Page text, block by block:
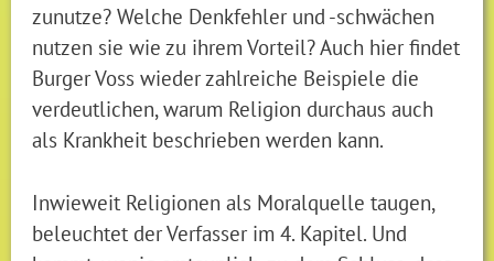
zunutze? Welche Denkfehler und -schwächen
nutzen sie wie zu ihrem Vorteil? Auch hier findet
Burger Voss wieder zahlreiche Beispiele die
verdeutlichen, warum Religion durchaus auch
als Krankheit beschrieben werden kann.
Inwieweit Religionen als Moralquelle taugen,
beleuchtet der Verfasser im 4. Kapitel. Und